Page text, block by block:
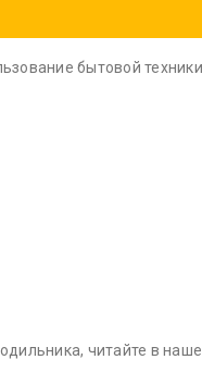
бытовой
читайте в